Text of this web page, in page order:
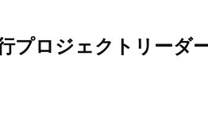
プロジェクトリーダ